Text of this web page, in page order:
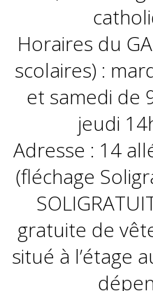
Horaires du
scolaires) :
et samedi de
jeudi
Adresse : 14
(fléchage
gratuite de
situé à l’étage